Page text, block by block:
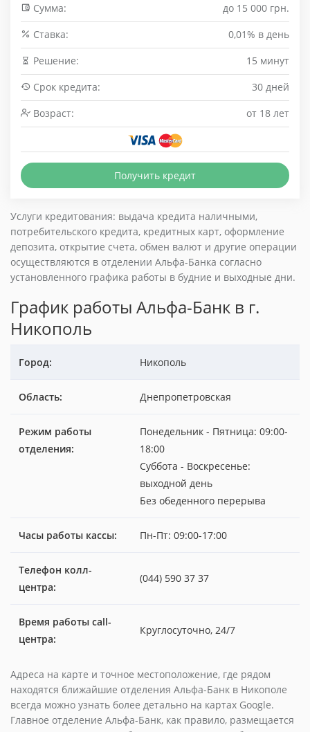
Сумма:
до 15 000 грн.
Cтавка:
0,01% в день
Решение:
15 минут
Срок кредита:
30 дней
Возраст:
от 18 лет
Получить кредит
Услуги кредитования: выдача кредита наличными,
потребительского кредита, кредитных карт, оформление
депозита, открытие счета, обмен валют и другие операции
осуществляются в отделении Альфа-Банка согласно
установленного графика работы в будние и выходные дни.
График работы Альфа-Банк в г.
Никополь
Город: Никополь
Область: Днепропетровская
Режим работы
отделения:
Понедельник - Пятница: 09:00-
18:00
Суббота - Воскресенье:
выходной день
Без обеденного перерыва
Часы работы кассы: Пн-Пт: 09:00-17:00
Телефон колл-
центра:
(044) 590 37 37
Время работы call-
центра:
Круглосуточно, 24/7
Адреса на карте и точное местоположение, где рядом
находятся ближайшие отделения Альфа-Банк в Никополе
всегда можно узнать более детально на картах Google.
Главное отделение Альфа-Банк, как правило, размещается